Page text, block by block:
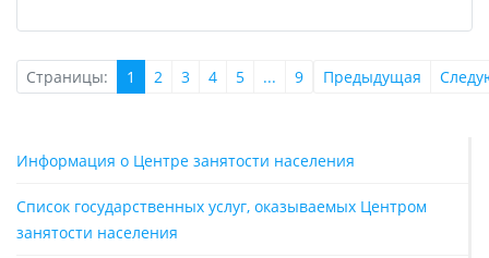
Информация о Центре занятости населения
Список государственных услуг, оказываемых Центром
занятости населения
Страницы: 1 2 3 4 5 ... 9 Предыдущая